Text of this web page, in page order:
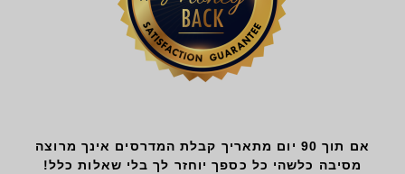
אם תוך 90 יום מתאריך קבלת המדרסים אינך מרוצה
מסיבה כלשהי כל כספך יוחזר לך בלי שאלות כלל!